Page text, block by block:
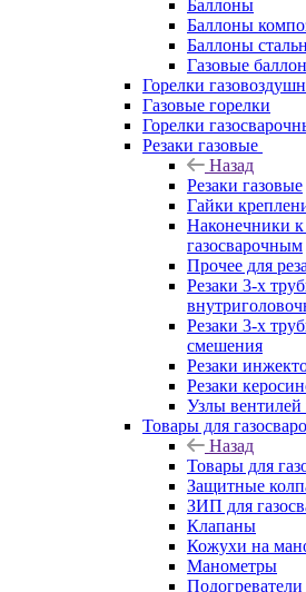
Баллоны
Баллоны
Баллоны
Газовые
Горелки
Газовые горелки
Горелки
Резаки газовые
Назад
Резаки газовые
Гайки
Наконечники к
газосварочным
Прочее для
Резаки 3-х
Резаки 3-х
смешения
Резаки
Резаки
Узлы
Товары для
Назад
Товары для
Защитные
ЗИП для
Клапаны
Кожухи на
Манометры
Подогреватели